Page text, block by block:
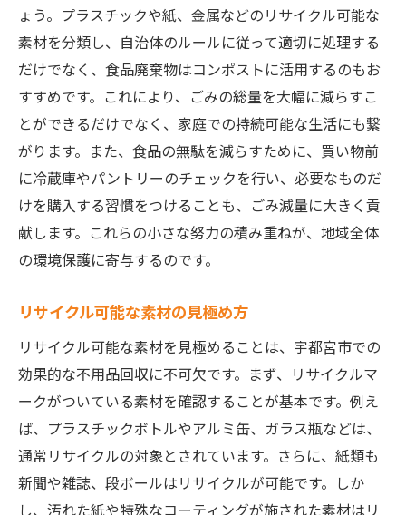
すっきり空間を保つための整理術
継続的なごみ管理の重要性
家族で取り組むごみ減量チャレンジ
片付け後の快適な生活空間作り
ごみ片付けを楽しむ仕組み作り
季節の変わり目に知りたい不用品回収の効果的
な手順
シーズン毎の不用品チェックリスト
季節ごとに適した回収プラン
効率的な衣替えと不用品整理
季節ごとの寄付先と寄付方法
イベントごみを減らす取り組み
シーズンオフに活躍する片付け術
宇都宮市でのエコな不用品処分で社会的責任を
果たす方法
地域のリサイクルプログラムに参加する
ょう。プラスチックや紙、金属などのリサイクル可能な
素材を分類し、自治体のルールに従って適切に処理する
だけでなく、食品廃棄物はコンポストに活用するのもお
すすめです。これにより、ごみの総量を大幅に減らすこ
とができるだけでなく、家庭での持続可能な生活にも繋
がります。また、食品の無駄を減らすために、買い物前
に冷蔵庫やパントリーのチェックを行い、必要なものだ
けを購入する習慣をつけることも、ごみ減量に大きく貢
献します。これらの小さな努力の積み重ねが、地域全体
の環境保護に寄与するのです。
リサイクル可能な素材の見極め方
リサイクル可能な素材を見極めることは、宇都宮市での
効果的な不用品回収に不可欠です。まず、リサイクルマ
ークがついている素材を確認することが基本です。例え
ば、プラスチックボトルやアルミ缶、ガラス瓶などは、
通常リサイクルの対象とされています。さらに、紙類も
新聞や雑誌、段ボールはリサイクルが可能です。しか
し、汚れた紙や特殊なコーティングが施された素材はリ